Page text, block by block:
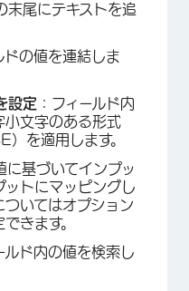
末尾にテキストを追
ドの値を連結しま
設定 ：フィールド内
小文字のある形式
を適用します。
に基づいてインプッ
ットにマッピングし
ついてはオプション
きます。
ルド内の値を検索し